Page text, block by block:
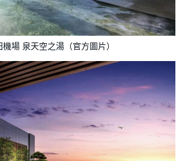
機場 泉天空之湯（官方圖片）